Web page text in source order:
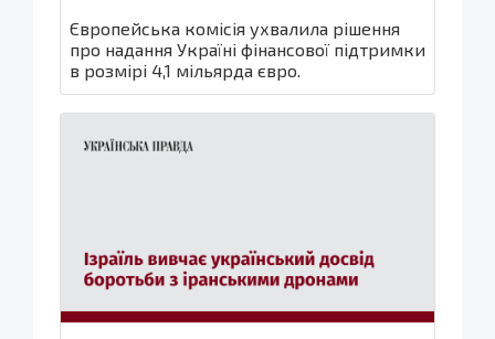
Європейська комісія ухвалила рішення
про надання Україні фінансової підтримки
в розмірі 4,1 мільярда євро.